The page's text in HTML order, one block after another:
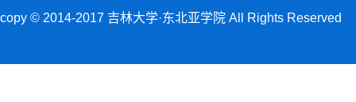
copy © 2014-2017 吉林大学·东北亚学院 All Rights Reserved